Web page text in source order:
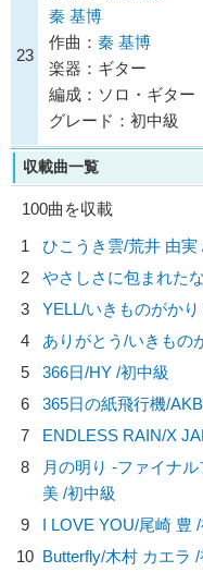
23
秦 基博
作曲： 秦 基博
楽器：ギター
編成：ソロ・ギター
グレード：初中級
収載曲一覧
100曲を収載
1
ひこうき雲/荒井 由実
2
やさしさに包まれた
3
YELL/いきものがかり
4
ありがとう/いきもの
5
366日/HY /初中級
6
365日の紙飛行機/
7
ENDLESS RAIN/X
8
月の明り -ファイナ
美 /初中級
9
I LOVE YOU/尾崎 豊
10 Butterfly/木村 カエラ /